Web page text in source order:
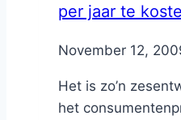
per jaar te
ByNicole
November 12,
Het is zo’n
het